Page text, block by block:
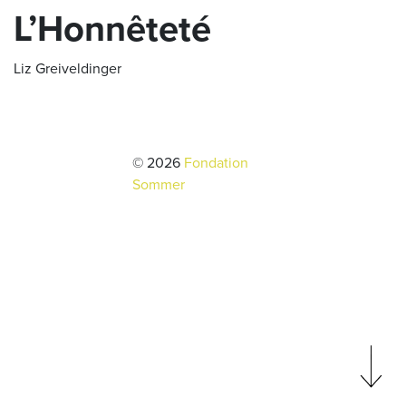
L’Honnêteté
Liz Greiveldinger
© 2026 Fondation
Sommer